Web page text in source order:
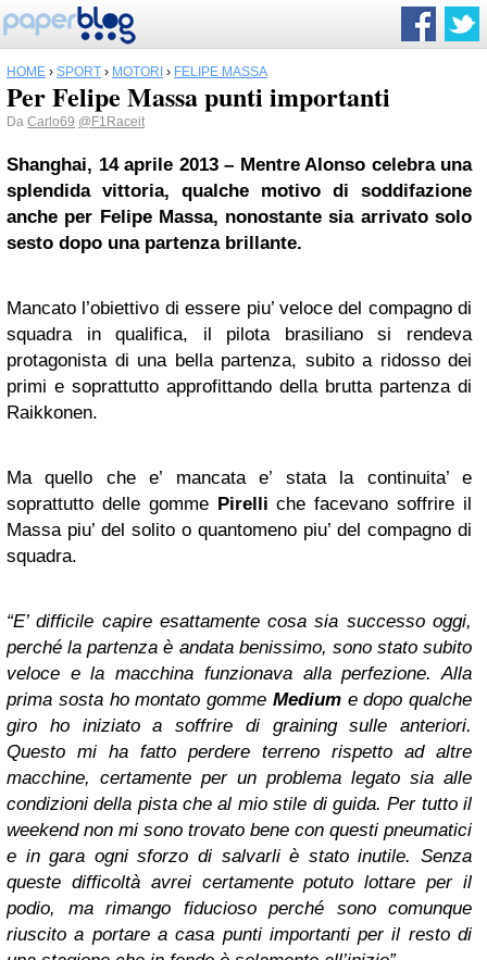
HOME › SPORT › MOTORI › FELIPE MASSA
Per Felipe Massa punti importanti
Da Carlo69 @F1Raceit
Shanghai, 14 aprile 2013 – Mentre Alonso celebra una
splendida vittoria, qualche motivo di soddifazione
anche per Felipe Massa, nonostante sia arrivato solo
sesto dopo una partenza brillante.
Mancato l’obiettivo di essere piu’ veloce del compagno di
squadra in qualifica, il pilota brasiliano si rendeva
protagonista di una bella partenza, subito a ridosso dei
primi e soprattutto approfittando della brutta partenza di
Raikkonen.
Ma quello che e’ mancata e’ stata la continuita’ e
soprattutto delle gomme Pirelli che facevano soffrire il
Massa piu’ del solito o quantomeno piu’ del compagno di
squadra.
“E’ difficile capire esattamente cosa sia successo oggi,
perché la partenza è andata benissimo, sono stato subito
veloce e la macchina funzionava alla perfezione. Alla
prima sosta ho montato gomme Mediume dopo qualche
giro ho iniziato a soffrire di graining sulle anteriori.
Questo mi ha fatto perdere terreno rispetto ad altre
macchine, certamente per un problema legato sia alle
condizioni della pista che al mio stile di guida. Per tutto il
weekend non mi sono trovato bene con questi pneumatici
e in gara ogni sforzo di salvarli è stato inutile. Senza
queste difficoltà avrei certamente potuto lottare per il
podio, ma rimango fiducioso perché sono comunque
riuscito a portare a casa punti importanti per il resto di